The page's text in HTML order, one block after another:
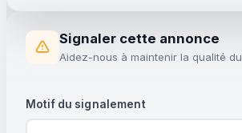
Signaler cette annonce
Aidez-nous à maintenir la qualité
Motif du signalement